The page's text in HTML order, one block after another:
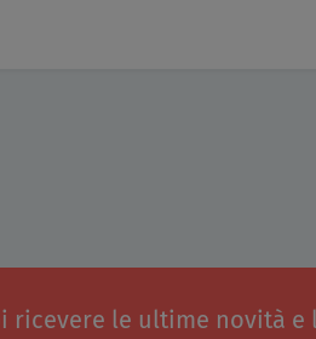
ricevere le ultime novità e